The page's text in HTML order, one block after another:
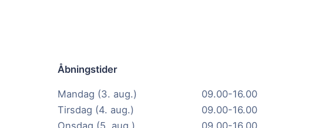
Åbningstider
Mandag (3. aug.)
09.00-16.00
Tirsdag (4. aug.)
09.00-16.00
Onsdag (5. aug.)
09.00-16.00